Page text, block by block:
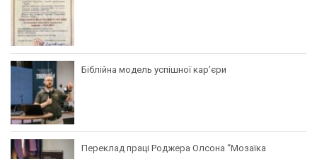
Біблійна модель успішної кар’єри
Переклад праці Роджера Олсона “Мозаїка